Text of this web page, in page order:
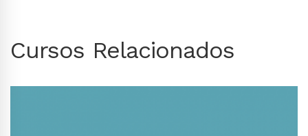
Cursos Relacionados